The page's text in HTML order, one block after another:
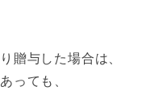
贈与した場合は、
っても、